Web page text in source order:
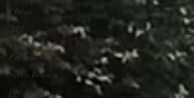
Livros
APL
Cultura
Paraibana
Serra Branca
Pai do Mangue